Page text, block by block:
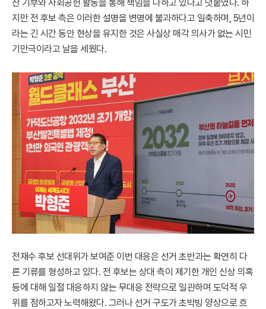
산 기부와 사회공헌 활동을 통해 책임을 다하고 있다고 덧붙였다. 하
지만 전 후보 측은 이러한 설명을 변명에 불과하다고 일축하며, 5년이
라는 긴 시간 동안 현상을 유지한 것은 사실상 매각 의사가 없는 시민
기만극이라고 날을 세웠다.
전재수 후보 선대위가 보여준 이번 대응은 선거 초반과는 확연히 다
른 기류를 형성하고 있다. 전 후보는 상대 측이 제기한 개인 신상 의혹
등에 대해 일절 대응하지 않는 무대응 전략으로 일관하며 도덕적 우
위를 점하고자 노력해왔다. 그러나 선거 구도가 초박빙 양상으로 흐